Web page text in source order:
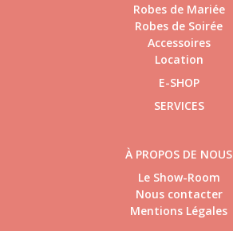
Robes de Mariée
Robes de Soirée
Accessoires
Location
E-SHOP
SERVICES
À PROPOS DE NOUS
Le Show-Room
Nous contacter
Mentions Légales